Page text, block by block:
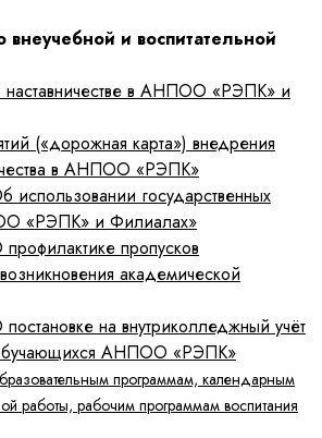
и воспитательной
в АНПОО «РЭПК» и
(«дорожная карта») внедрения
в АНПОО «РЭПК»
государственных
«РЭПК» и Филиалах»
пропусков
академической
на внутриколледжный учёт
обучающихся АНПОО «РЭПК»
программам, календарным
работы, рабочим программам воспитания